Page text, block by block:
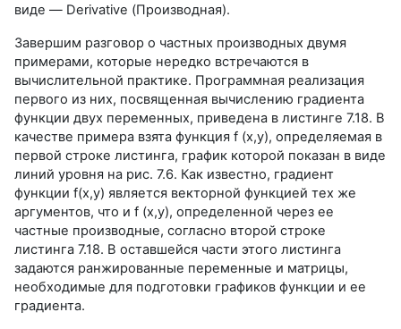
виде — Derivative (Производная).
Завершим разговор о частных производных двумя
примерами, которые нередко встречаются в
вычислительной практике. Программная реализация
первого из них, посвященная вычислению градиента
функции двух переменных, приведена в листинге 7.18. В
качестве примера взята функция f (x,y), определяемая в
первой строке листинга, график которой показан в виде
линий уровня на рис. 7.6. Как известно, градиент
функции f(х,у) является векторной функцией тех же
аргументов, что и f (х,у), определенной через ее
частные производные, согласно второй строке
листинга 7.18. В оставшейся части этого листинга
задаются ранжированные переменные и матрицы,
необходимые для подготовки графиков функции и ее
градиента.